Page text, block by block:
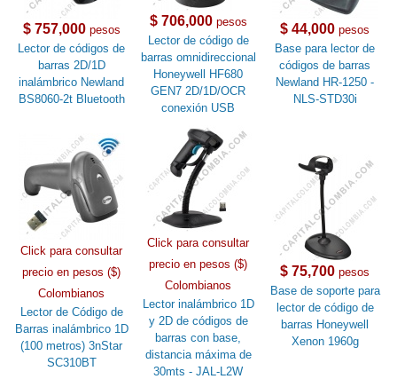
$ 757,000pesos
Lector de códigos de
barras 2D/1D
inalámbrico Newland
BS8060-2t Bluetooth
$ 706,000pesos
Lector de código de
barras omnidireccional
Honeywell HF680
GEN7 2D/1D/OCR
conexión USB
$ 44,000 pesos
Base para lector de
códigos de barras
Newland HR-1250 -
NLS-STD30i
Click para consultar
precio en pesos ($)
Colombianos
Lector de Código de
Barras inalámbrico 1D
(100 metros) 3nStar
SC310BT
Click para consultar
precio en pesos ($)
Colombianos
Lector inalámbrico 1D
y 2D de códigos de
barras con base,
distancia máxima de
30mts - JAL-L2W
$ 75,700 pesos
Base de soporte para
lector de código de
barras Honeywell
Xenon 1960g